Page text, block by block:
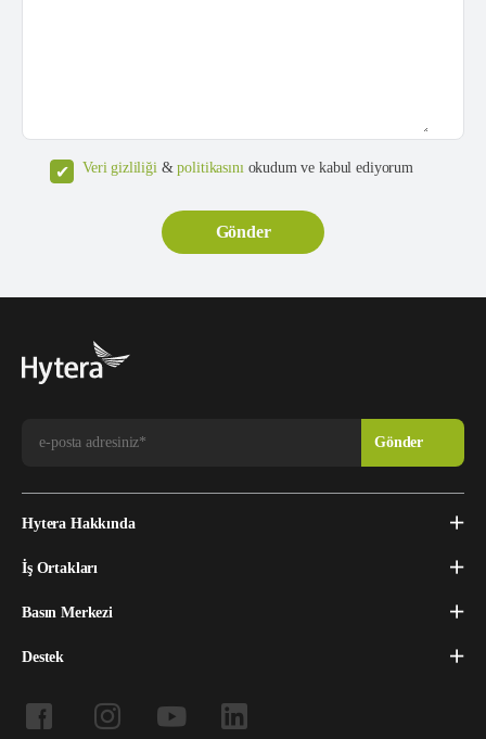
Veri gizliliği&politikasınıokudum ve kabul ediyorum
Hytera Hakkında
İş Ortakları
Basın Merkezi
Destek